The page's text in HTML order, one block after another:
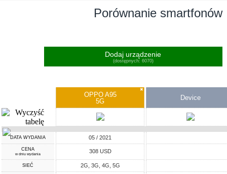
Porównanie smartfonów
Dodaj urządzenie
(dostępnych: 6070)
✖
OPPO A95
5G
Device
DATA WYDANIA 05 / 2021
CENA
w dniu wydania 308 USD
SIEĆ 2G, 3G, 4G, 5G